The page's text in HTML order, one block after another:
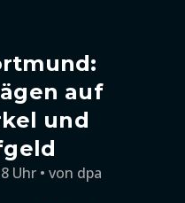
auf
und
Uhr von dpa